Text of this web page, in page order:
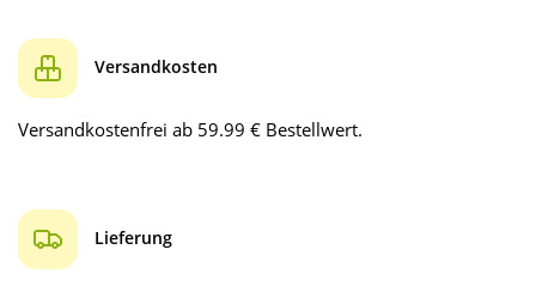
Versandkosten
Versandkostenfrei ab 59.99 € Bestellwert.
Lieferung